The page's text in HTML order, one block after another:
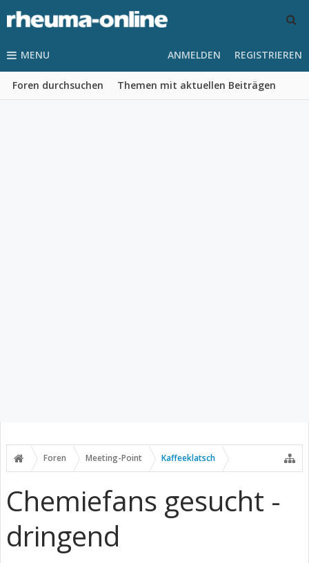
MENU
Foren durchsuchen Themen mit aktuellen Beiträgen
ANMELDEN REGISTRIEREN
Foren Meeting-Point Kaffeeklatsch
Chemiefans gesucht -
dringend